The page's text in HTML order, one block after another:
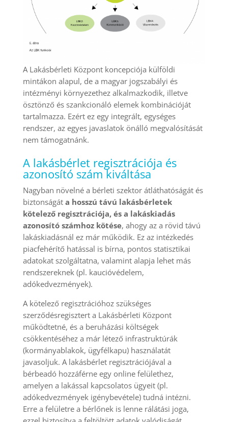
A Lakásbérleti Központ koncepciója külföldi
mintákon alapul, de a magyar jogszabályi és
intézményi környezethez alkalmazkodik, illetve
ösztönző és szankcionáló elemek kombinációját
tartalmazza. Ezért ez egy integrált, egységes
rendszer, az egyes javaslatok önálló megvalósítását
nem támogatnánk.
A lakásbérlet regisztrációja és
azonosító szám kiváltása
Nagyban növelné a bérleti szektor átláthatóságát és
biztonságát a hosszú távú lakásbérletek
kötelező regisztrációja, és a lakáskiadás
azonosító számhoz kötése, ahogy az a rövid távú
lakáskiadásnál ez már működik. Ez az intézkedés
piacfehérítő hatással is bírna, pontos statisztikai
adatokat szolgáltatna, valamint alapja lehet más
rendszereknek (pl. kaucióvédelem,
adókedvezmények).
A kötelező regisztrációhoz szükséges
szerződésregisztert a Lakásbérleti Központ
működtetné, és a beruházási költségek
csökkentéséhez a már létező infrastruktúrák
(kormányablakok, ügyfélkapu) használatát
javasoljuk. A lakásbérlet regisztrációjával a
bérbeadó hozzáférne egy online felülethez,
amelyen a lakással kapcsolatos ügyeit (pl.
adókedvezmények igénybevétele) tudná intézni.
Erre a felületre a bérlőnek is lenne rálátási joga,